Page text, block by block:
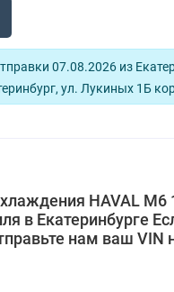
07.08.2026 из
ул. Лукиных 1Б
HAVAL M6
в Екатеринбурге
нам ваш